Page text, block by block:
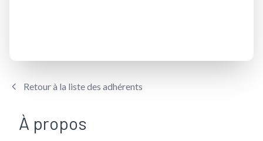
Retour à la liste des adhérents
À propos